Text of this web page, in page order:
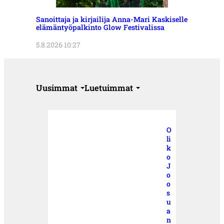
Sanoittaja ja kirjailija Anna-Mari Kaskiselle
elämäntyöpalkinto Glow Festivalissa
5.8.2026 10:27
Uusimmat Luetuimmat
O
li
k
o
J
o
o
s
u
a
n